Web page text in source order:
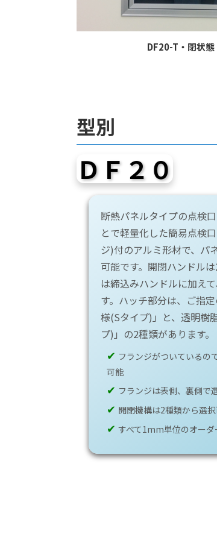
DF20-T・閉状態
型別
ＤＦ２０
断熱パネルタイプの点検
とで軽量化した簡易点検
ジ)付のアルミ形材で、パ
可能です。開閉ハンドル
は締込みハンドルに加え
す。ハッチ部分は、ご指
様(Sタイプ)」と、透明樹
プ)」の2種類があります。
✔ フランジがついているの
可能
✔ フランジは表側、裏側で
✔ 開閉機構は2種類から選
✔ すべて1mm単位のオーダ